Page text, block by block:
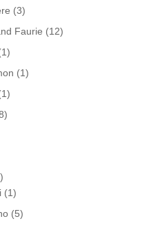
(3)
Faurie (12)
(1)
(1)
(5)